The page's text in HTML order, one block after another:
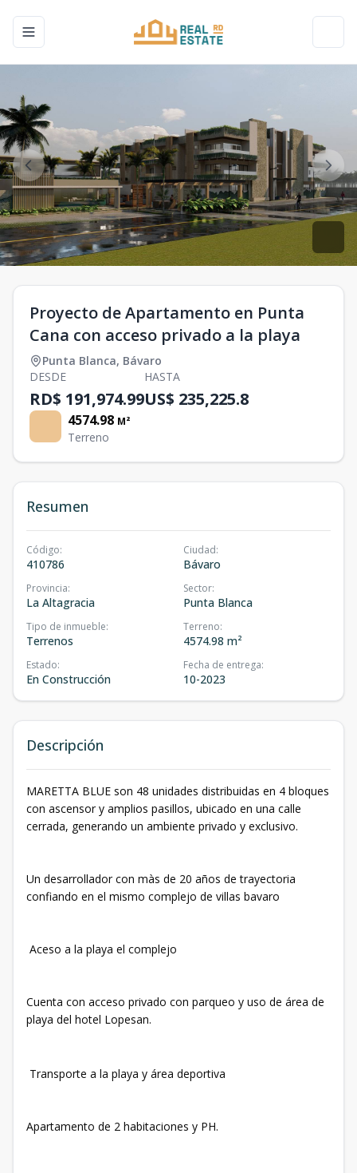
Toggle navigation menu
Proyecto de Apartamento en Punta
Cana con acceso privado a la playa
Punta Blanca, Bávaro
DESDE
RD$ 191,974.99
HASTA
US$ 235,225.8
4574.98 M²
Terreno
Resumen
Código:
410786
Ciudad:
Bávaro
Provincia:
La Altagracia
Sector:
Punta Blanca
Tipo de inmueble:
Terrenos
Terreno:
4574.98 m²
Estado:
En Construcción
Fecha de entrega:
10-2023
Descripción
MARETTA BLUE son 48 unidades distribuidas en 4 bloques
con ascensor y amplios pasillos, ubicado en una calle
cerrada, generando un ambiente privado y exclusivo.
Un desarrollador con màs de 20 años de trayectoria
confiando en el mismo complejo de villas bavaro
Aceso a la playa el complejo
Cuenta con acceso privado con parqueo y uso de área de
playa del hotel Lopesan.
Transporte a la playa y área deportiva
Apartamento de 2 habitaciones y PH.